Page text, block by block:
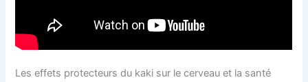
Les effets protecteurs du kaki sur le cerveau et la santé